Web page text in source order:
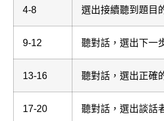
4-8 選出接續聽到題目
9-12 聽對話，選出下一
13-16 聽對話，選出正確
17-20 聽對話，選出談話